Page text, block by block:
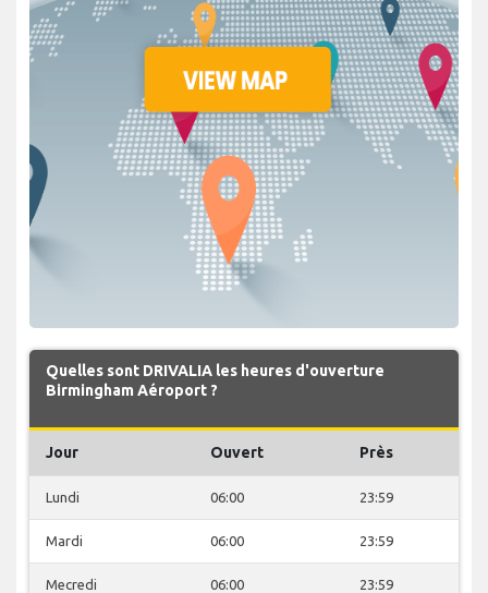
Quelles sont DRIVALIA les heures d'ouverture
Birmingham Aéroport ?
Jour Ouvert Près
Lundi 06:00 23:59
Mardi 06:00 23:59
Mecredi 06:00 23:59